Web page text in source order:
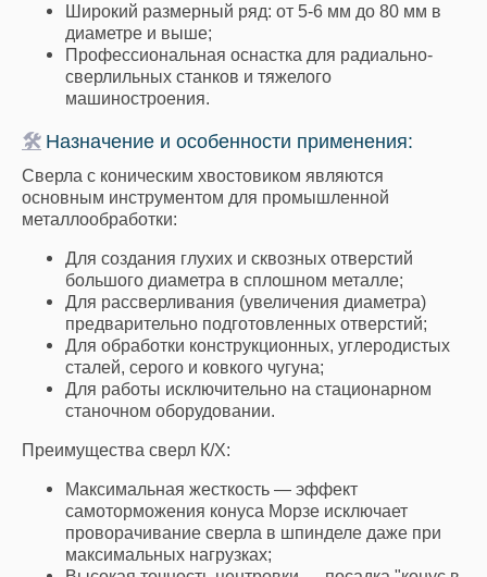
Широкий размерный ряд: от 5-6 мм до 80 мм в
диаметре и выше;
Профессиональная оснастка для радиально-
сверлильных станков и тяжелого
машиностроения.
🛠 Назначение и особенности применения:
Сверла с коническим хвостовиком являются
основным инструментом для промышленной
металлообработки:
Для создания глухих и сквозных отверстий
большого диаметра в сплошном металле;
Для рассверливания (увеличения диаметра)
предварительно подготовленных отверстий;
Для обработки конструкционных, углеродистых
сталей, серого и ковкого чугуна;
Для работы исключительно на стационарном
станочном оборудовании.
Преимущества сверл К/Х:
Максимальная жесткость — эффект
самоторможения конуса Морзе исключает
проворачивание сверла в шпинделе даже при
максимальных нагрузках;